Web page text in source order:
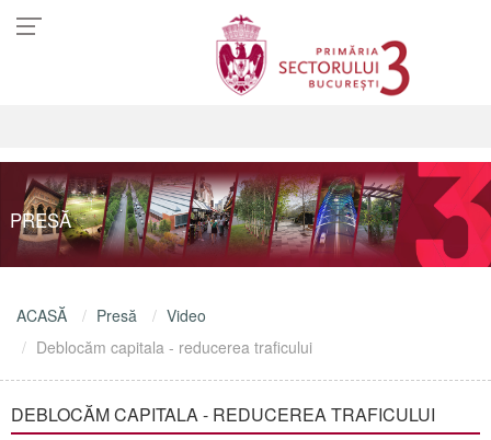
PRESĂ
ACASĂ Presă
Video
Deblocăm capitala - reducerea traficului
DEBLOCĂM CAPITALA - REDUCEREA TRAFICULUI